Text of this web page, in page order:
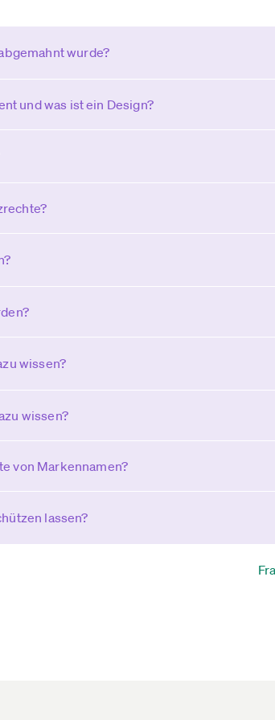
wurde?
und was ist ein Design?
wissen?
wissen?
von Markennamen?
lassen?